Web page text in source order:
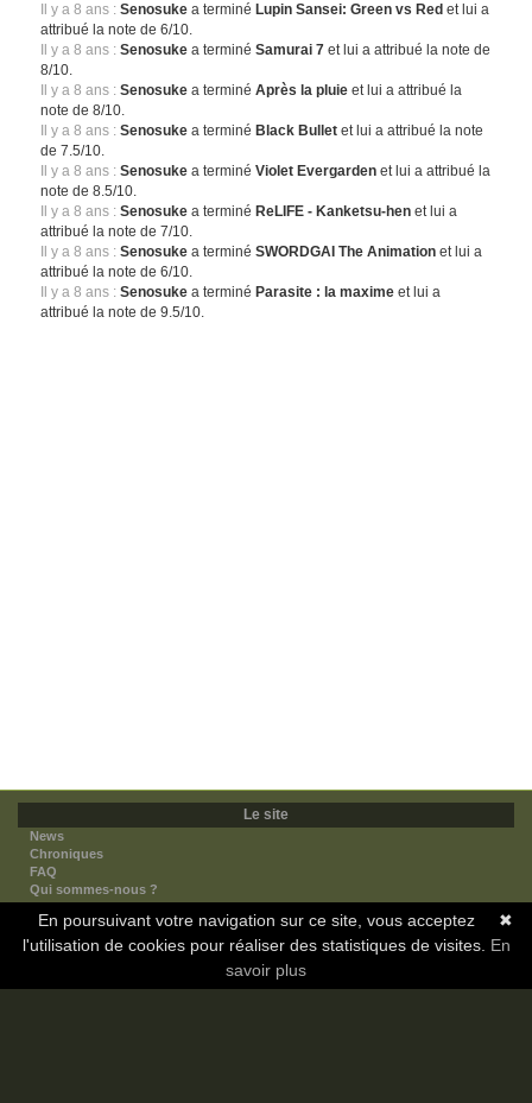
Il y a 8 ans : Senosuke a terminé Lupin Sansei: Green vs Red et lui a
attribué la note de 6/10.
Il y a 8 ans : Senosuke a terminéSamurai 7 et lui a attribué la note de
8/10.
Il y a 8 ans : Senosuke a terminéAprès la pluie et lui a attribué la
note de 8/10.
Il y a 8 ans : Senosuke a terminé Black Bullet et lui a attribué la note
de 7.5/10.
Il y a 8 ans : Senosuke a terminéViolet Evergarden et lui a attribué la
note de 8.5/10.
Il y a 8 ans : Senosuke a terminé ReLIFE - Kanketsu-hen et lui a
attribué la note de 7/10.
Il y a 8 ans : Senosuke a terminéSWORDGAI The Animation et lui a
attribué la note de 6/10.
Il y a 8 ans : Senosuke a terminé Parasite : la maxime et lui a
attribué la note de 9.5/10.
Le site
News
Chroniques
FAQ
Qui sommes-nous ?
Nos partenaires
Faites-nous connaitre
Nous contacter
✖
En poursuivant votre navigation sur ce site, vous acceptez
l'utilisation de cookies pour réaliser des statistiques de visites. En
savoir plus